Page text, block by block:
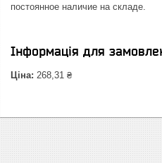
постоянное наличие на складе.
Інформація для
Ціна: 268,31 ₴